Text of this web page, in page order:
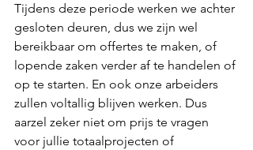
Tijdens deze periode werken we achter
gesloten deuren, dus we zijn wel
bereikbaar om offertes te maken, of
lopende zaken verder af te handelen of
op te starten. En ook onze arbeiders
zullen voltallig blijven werken. Dus
aarzel zeker niet om prijs te vragen
voor jullie totaalprojecten of